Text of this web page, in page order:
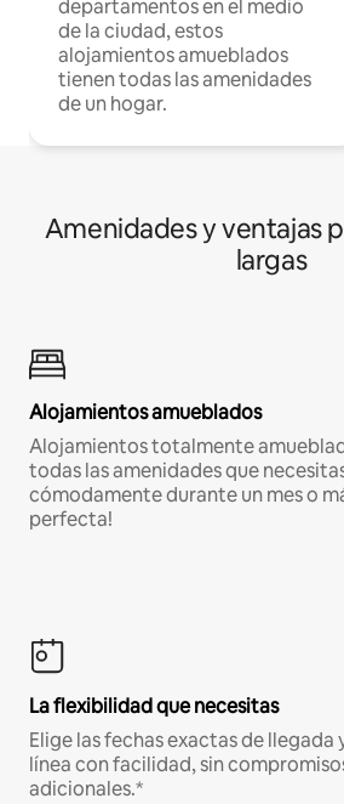
departamentos en el medio
de la ciudad, estos
alojamientos amueblados
tienen todas las amenidades
de un hogar.
Amenidades y ventajas
largas
Alojamientos amueblados
Alojamientos totalmente
todas las amenidades que
cómodamente durante un mes o
perfecta!
La flexibilidad que necesitas
Elige las fechas exactas de llegada
línea con facilidad, sin
adicionales.*